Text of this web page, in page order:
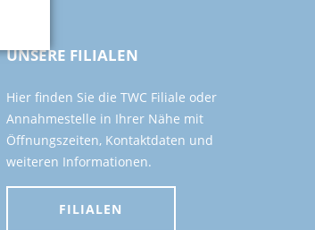
UNSERE FILIALEN
Hier finden Sie die TWC Filiale oder
Annahmestelle in Ihrer Nähe mit
Öffnungszeiten, Kontaktdaten und
weiteren Informationen.
FILIALEN